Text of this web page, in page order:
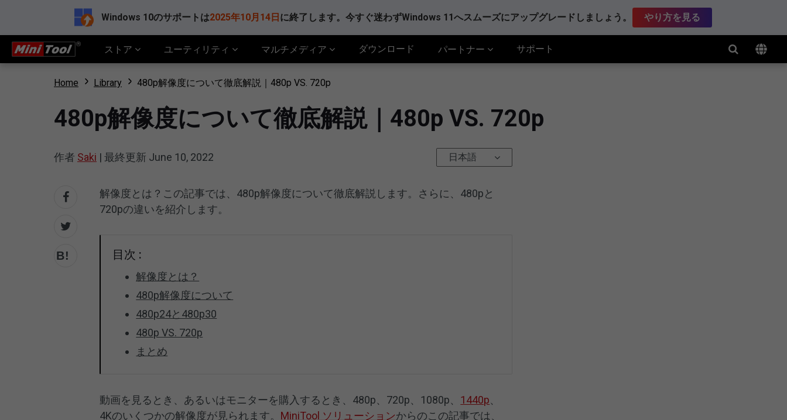
Windows 10のサポートは2025年10月14日 に終了します。今すぐ迷わずWindows 11へスムーズにアップグレードしましょう。 やり方を見る
ストア ユーティリティ マルチメディア ダウンロード パートナー サポート
Home Library 480p解像度について徹底解説｜480p VS. 720p
480p解像度について徹底解説｜480p VS. 720p
作者 Saki | 最終更新 June 10, 2022 日本語
解像度とは？この記事では、480p解像度について徹底解説します。さらに、480pと
720pの違いを紹介します。
目次 :
解像度とは？
480p解像度について
480p24と480p30
480p VS. 720p
まとめ
動画を見るとき、あるいはモニターを購入するとき、480p、720p、1080p、 1440p
4Kのいくつかの解像度が見られます。 MiniTool ソリューションからのこの記事では、